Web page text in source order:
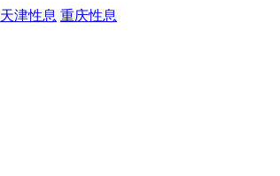
天津性息 重庆性息